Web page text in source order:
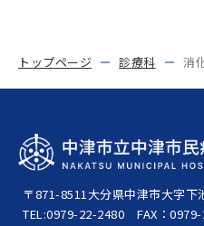
トップページ 診療科 消
〒871-8511大分県中津市大字下
TEL:0979-22-2480
FAX：